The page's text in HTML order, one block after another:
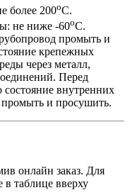
более 200оС.
не ниже -60оС.
промыть и
крепежных
через металл,
Перед
внутренних
и просушить.
онлайн заказ. Для
в таблице вверху